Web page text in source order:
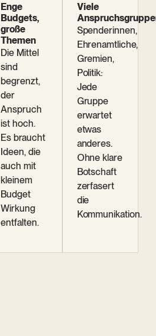
Enge
Budgets,
große
Themen
Die Mittel
sind
begrenzt,
der
Anspruch
ist hoch.
Es braucht
Ideen, die
auch mit
kleinem
Budget
Wirkung
entfalten.
Viele
Spenderinnen,
Ehrenamtliche,
Gremien,
Politik:
Jede
Gruppe
erwartet
etwas
anderes.
Ohne klare
Botschaft
zerfasert
die
Kommunikation.